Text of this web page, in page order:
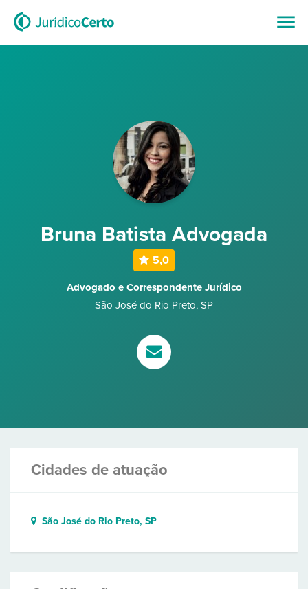
Bruna Batista Advogada
5,0
Advogado e Correspondente Jurídico
São José do Rio Preto, SP
Cidades de atuação
São José do Rio Preto, SP